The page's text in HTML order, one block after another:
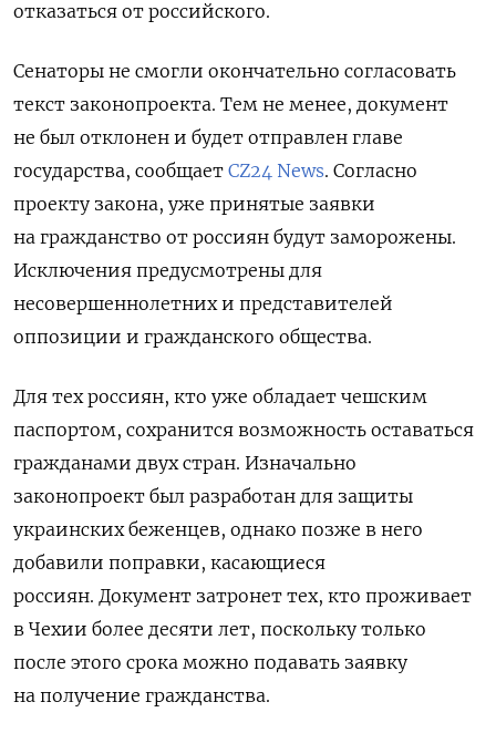
отказаться от российского.
Сенаторы не смогли окончательно согласовать
текст законопроекта. Тем не менее, документ
не был отклонен и будет отправлен главе
государства, сообщает CZ24 News. Согласно
проекту закона, уже принятые заявки
на гражданство от россиян будут заморожены.
Исключения предусмотрены для
несовершеннолетних и представителей
оппозиции и гражданского общества.
Для тех россиян, кто уже обладает чешским
паспортом, сохранится возможность оставаться
гражданами двух стран. Изначально
законопроект был разработан для защиты
украинских беженцев, однако позже в него
добавили поправки, касающиеся
россиян. Документ затронет тех, кто проживает
в Чехии более десяти лет, поскольку только
после этого срока можно подавать заявку
на получение гражданства.